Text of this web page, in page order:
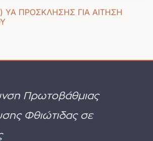
ΥΑ ΠΡΟΣΚΛΗΣΗΣ ΓΙΑ ΑΙΤΗΣΗ
Πρωτοβάθμιας
Φθιώτιδας σε